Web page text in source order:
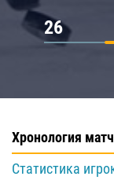
26
Хронология
Статистика